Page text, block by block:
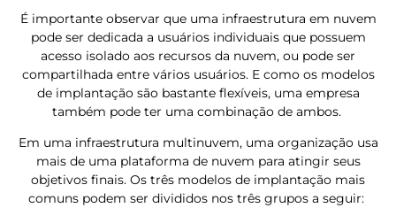
É importante observar que uma infraestrutura em nuvem
pode ser dedicada a usuários individuais que possuem
acesso isolado aos recursos da nuvem, ou pode ser
compartilhada entre vários usuários. E como os modelos
de implantação são bastante flexíveis, uma empresa
também pode ter uma combinação de ambos.
Em uma infraestrutura multinuvem, uma organização usa
mais de uma plataforma de nuvem para atingir seus
objetivos finais. Os três modelos de implantação mais
comuns podem ser divididos nos três grupos a seguir: